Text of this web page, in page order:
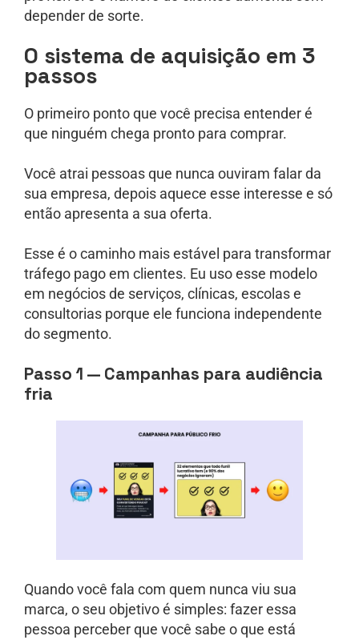
depender de sorte.
O sistema de aquisição em 3
passos
O primeiro ponto que você precisa entender é
que ninguém chega pronto para comprar.
Você atrai pessoas que nunca ouviram falar da
sua empresa, depois aquece esse interesse e só
então apresenta a sua oferta.
Esse é o caminho mais estável para transformar
tráfego pago em clientes. Eu uso esse modelo
em negócios de serviços, clínicas, escolas e
consultorias porque ele funciona independente
do segmento.
Passo 1 — Campanhas para audiência
fria
Quando você fala com quem nunca viu sua
marca, o seu objetivo é simples: fazer essa
pessoa perceber que você sabe o que está